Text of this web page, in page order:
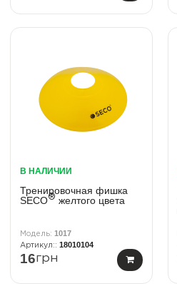
В НАЛИЧИИ
Тренировочная фишка
SECO® желтого цвета
1017
18010104
16грн